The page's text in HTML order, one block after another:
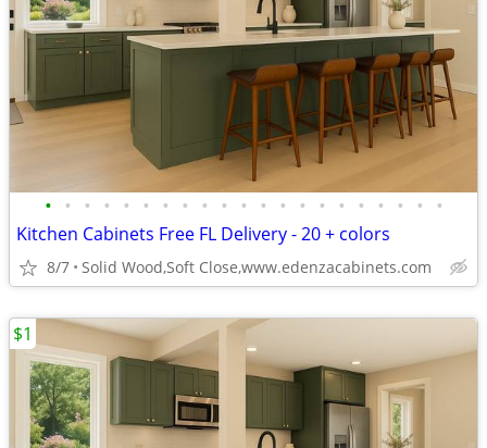
• • • • • • • • • • • • • • • • • • • • •
Kitchen Cabinets Free FL Delivery - 20 + colors
8/7 Solid Wood,Soft Close,www.edenzacabinets.com
$1